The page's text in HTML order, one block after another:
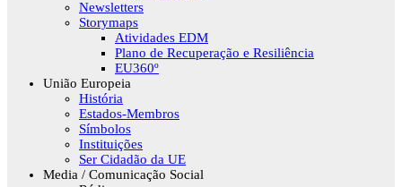
Newsletters
Storymaps
Atividades EDM
Plano de Recuperação e Resiliência
EU360º
União Europeia
História
Estados-Membros
Símbolos
Instituições
Ser Cidadão da UE
Media / Comunicação Social